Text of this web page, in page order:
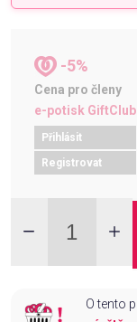
-5%
Cena pro členy
e-potisk GiftClub
Přihlásit
Registrovat
O tento